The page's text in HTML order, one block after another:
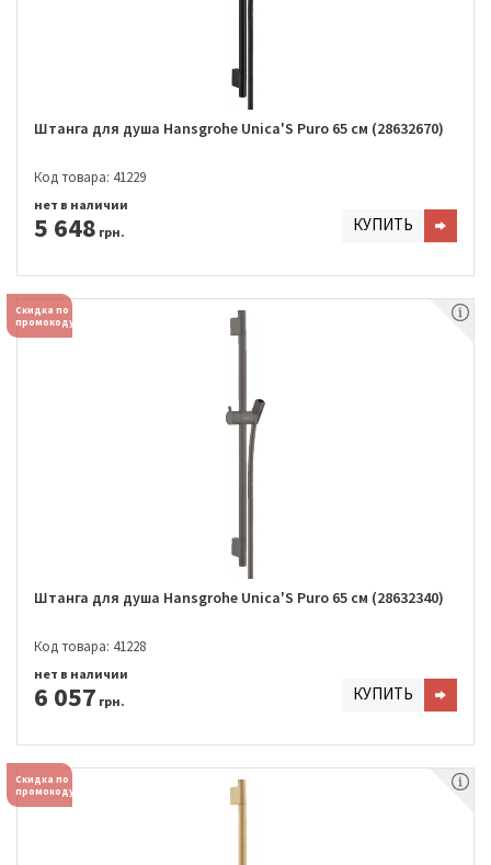
Штанга для душа Hansgrohe Unica'S Puro 65 см (28632670)
Код товара: 41229
5 648 грн.
нет в наличии
КУПИТЬ
Скидка по
промокоду
Штанга для душа Hansgrohe Unica'S Puro 65 см (28632340)
Код товара: 41228
6 057 грн.
нет в наличии
КУПИТЬ
Скидка по
промокоду